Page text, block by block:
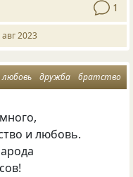
1
2023
любовь дружба братство
и любовь.